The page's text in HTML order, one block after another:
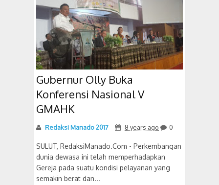
Gubernur Olly Buka
Konferensi Nasional V
GMAHK
Redaksi Manado 2017 8 years ago 0
SULUT, RedaksiManado.Com - Perkembangan
dunia dewasa ini telah memperhadapkan
Gereja pada suatu kondisi pelayanan yang
semakin berat dan...